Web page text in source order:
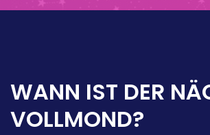
WANN IST DER
VOLLMOND?